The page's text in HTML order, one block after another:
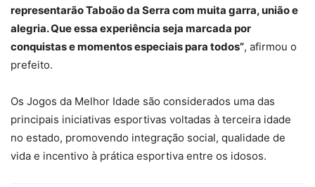
representarão Taboão da Serra com muita garra, união e
alegria. Que essa experiência seja marcada por
conquistas e momentos especiais para todos”, afirmou o
prefeito.
Os Jogos da Melhor Idade são considerados uma das
principais iniciativas esportivas voltadas à terceira idade
no estado, promovendo integração social, qualidade de
vida e incentivo à prática esportiva entre os idosos.